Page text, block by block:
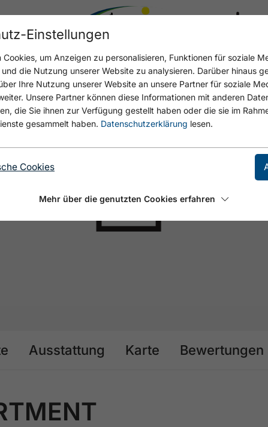
Ausstattung Karte Bewertungen
Einstellungen
um Anzeigen zu personalisieren, Funktionen für soziale
die Nutzung unserer Website zu analysieren. Darüber hinaus
Ihre Nutzung unserer Website an unsere Partner für soziale
Unsere Partner können diese Informationen mit anderen
die Sie ihnen zur Verfügung gestellt haben oder die sie im
gesammelt haben. Datenschutzerklärung lesen.
Cookies
Mehr über die genutzten Cookies erfahren